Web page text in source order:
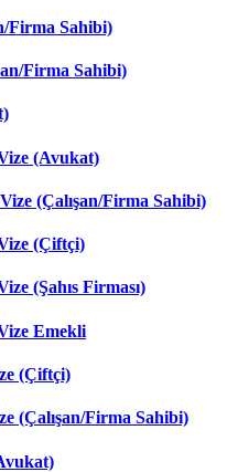
Firma Sahibi)
Firma Sahibi)
(Avukat)
(Çalışan/Firma Sahibi)
(Çiftçi)
(Şahıs Firması)
Emekli
(Çiftçi)
(Çalışan/Firma Sahibi)